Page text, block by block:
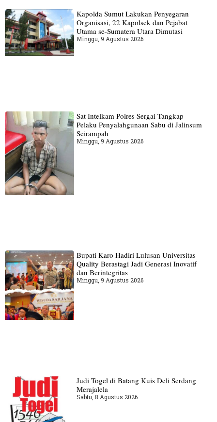
Kapolda Sumut Lakukan Penyegaran
Organisasi, 22 Kapolsek dan Pejabat
Utama se-Sumatera Utara Dimutasi
Minggu, 9 Agustus 2026
Sat Intelkam Polres Sergai Tangkap
Pelaku Penyalahgunaan Sabu di Jalinsum
Seirampah
Minggu, 9 Agustus 2026
Bupati Karo Hadiri Lulusan Universitas
Quality Berastagi Jadi Generasi Inovatif
dan Berintegritas
Minggu, 9 Agustus 2026
Judi Togel di Batang Kuis Deli Serdang
Merajalela
Sabtu, 8 Agustus 2026